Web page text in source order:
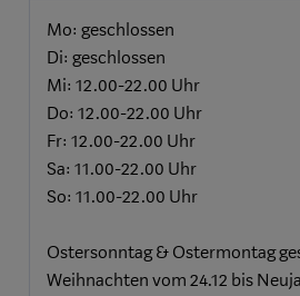
Mo: geschlossen
Di: geschlossen
Mi: 12.00-22.00 Uhr
Do: 12.00-22.00 Uhr
Fr: 12.00-22.00 Uhr
Sa: 11.00-22.00 Uhr
So: 11.00-22.00 Uhr
Ostersonntag & Ostermontag
Weihnachten vom 24.12 bis